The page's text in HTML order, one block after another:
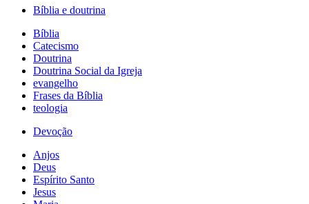
Bíblia e doutrina
Bíblia
Catecismo
Doutrina
Doutrina Social da Igreja
evangelho
Frases da Bíblia
teologia
Devoção
Anjos
Deus
Espírito Santo
Jesus